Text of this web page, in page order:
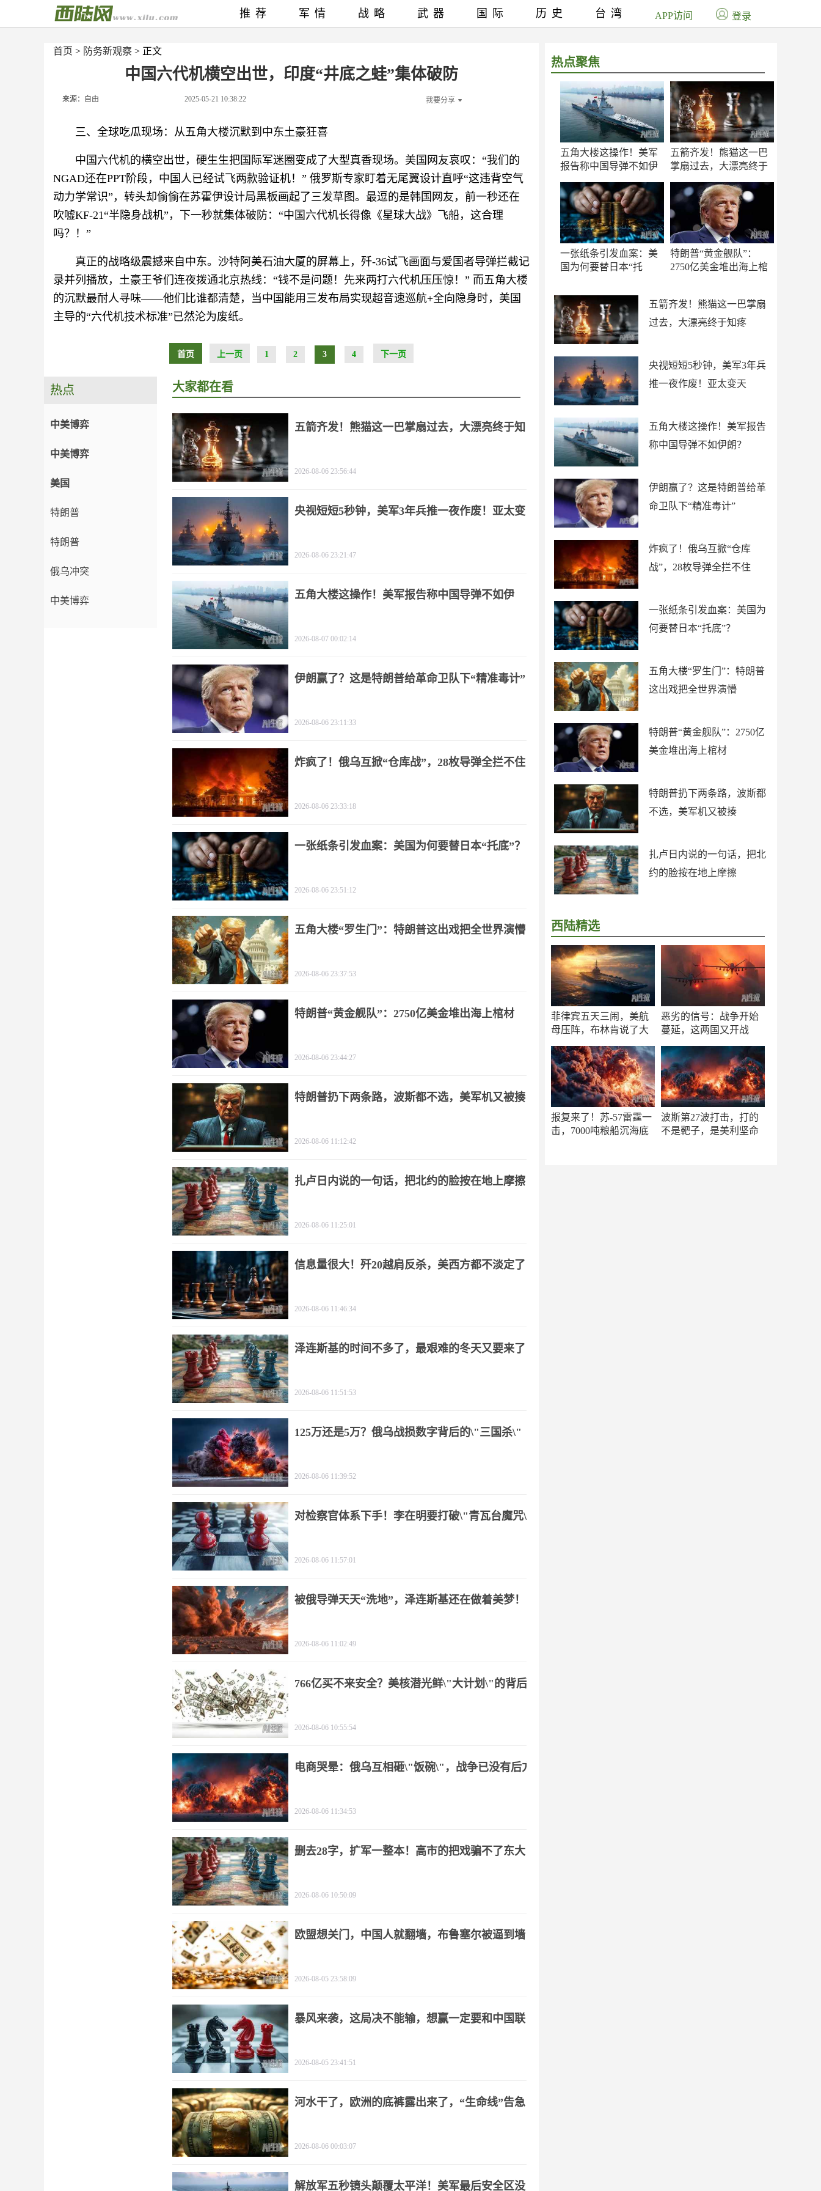
首页 > 防务新观察 > 正文
中国六代机横空出世，印度“井底之蛙”集体破防
来源：自由 2025-05-21 10:38:22 我要分享
三、全球吃瓜现场：从五角大楼沉默到中东土豪狂喜
中国六代机的横空出世，硬生生把国际军迷圈变成了大型真香现场。美国网友哀叹：“我们的
NGAD还在PPT阶段，中国人已经试飞两款验证机！” 俄罗斯专家盯着无尾翼设计直呼“这违背空气
动力学常识”，转头却偷偷在苏霍伊设计局黑板画起了三发草图。最逗的是韩国网友，前一秒还在
吹嘘KF-21“半隐身战机”，下一秒就集体破防：“中国六代机长得像《星球大战》飞船，这合理
吗？！”
真正的战略级震撼来自中东。沙特阿美石油大厦的屏幕上，歼-36试飞画面与爱国者导弹拦截记
录并列播放，土豪王爷们连夜拨通北京热线：“钱不是问题！先来两打六代机压压惊！” 而五角大楼
的沉默最耐人寻味——他们比谁都清楚，当中国能用三发布局实现超音速巡航+全向隐身时，美国
主导的“六代机技术标准”已然沦为废纸。
首页 上一页 1 2 3 4 下一页
热点聚焦
五角大楼这操作！美军
报告称中国导弹不如伊
五箭齐发！熊猫这一巴
掌扇过去，大漂亮终于
一张纸条引发血案：美
国为何要替日本“托
特朗普“黄金舰队”：
2750亿美金堆出海上棺
五箭齐发！熊猫这一巴掌扇
过去，大漂亮终于知疼
央视短短5秒钟，美军3年兵
推一夜作废！亚太变天
五角大楼这操作！美军报告
称中国导弹不如伊朗？
伊朗赢了？这是特朗普给革
命卫队下“精准毒计”
炸疯了！俄乌互掀“仓库
战”，28枚导弹全拦不住
一张纸条引发血案：美国为
何要替日本“托底”？
五角大楼“罗生门”：特朗普
这出戏把全世界演懵
特朗普“黄金舰队”：2750亿
美金堆出海上棺材
特朗普扔下两条路，波斯都
不选，美军机又被揍
扎卢日内说的一句话，把北
约的脸按在地上摩擦
西陆精选
菲律宾五天三闹，美航
母压阵，布林肯说了大
恶劣的信号：战争开始
蔓延，这两国又开战
报复来了！苏-57雷霆一
击，7000吨粮船沉海底
波斯第27波打击，打的
不是靶子，是美利坚命
推荐 军情 战略 武器 国际 历史 台湾 APP访问 登录
热点
中美博弈
中美博弈
美国
特朗普
特朗普
俄乌冲突
中美博弈
大家都在看
五箭齐发！熊猫这一巴掌扇过去，大漂亮终于知
2026-08-06 23:56:44
央视短短5秒钟，美军3年兵推一夜作废！亚太变
2026-08-06 23:21:47
五角大楼这操作！美军报告称中国导弹不如伊
2026-08-07 00:02:14
伊朗赢了？这是特朗普给革命卫队下“精准毒计”
2026-08-06 23:11:33
炸疯了！俄乌互掀“仓库战”，28枚导弹全拦不住
2026-08-06 23:33:18
一张纸条引发血案：美国为何要替日本“托底”？
2026-08-06 23:51:12
五角大楼“罗生门”：特朗普这出戏把全世界演懵
2026-08-06 23:37:53
特朗普“黄金舰队”：2750亿美金堆出海上棺材
2026-08-06 23:44:27
特朗普扔下两条路，波斯都不选，美军机又被揍
2026-08-06 11:12:42
扎卢日内说的一句话，把北约的脸按在地上摩擦
2026-08-06 11:25:01
信息量很大！歼20越肩反杀，美西方都不淡定了
2026-08-06 11:46:34
泽连斯基的时间不多了，最艰难的冬天又要来了
2026-08-06 11:51:53
125万还是5万？俄乌战损数字背后的\"三国杀\"
2026-08-06 11:39:52
对检察官体系下手！李在明要打破\"青瓦台魔咒\"
2026-08-06 11:57:01
被俄导弹天天“洗地”，泽连斯基还在做着美梦！
2026-08-06 11:02:49
766亿买不来安全？美核潜光鲜\"大计划\"的背后
2026-08-06 10:55:54
电商哭晕：俄乌互相砸\"饭碗\"，战争已没有后方
2026-08-06 11:34:53
删去28字，扩军一整本！高市的把戏骗不了东大
2026-08-06 10:50:09
欧盟想关门，中国人就翻墙，布鲁塞尔被逼到墙
2026-08-05 23:58:09
暴风来袭，这局决不能输，想赢一定要和中国联
2026-08-05 23:41:51
河水干了，欧洲的底裤露出来了，“生命线”告急
2026-08-06 00:03:07
解放军五秒镜头颠覆太平洋！美军最后安全区没